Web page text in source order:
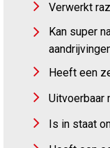
Verwerkt
Kan super
Heeft een
Uitvoerbaar
Is in staat